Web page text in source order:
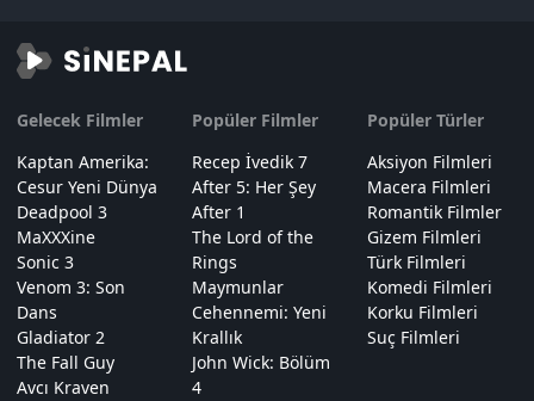
Gelecek Filmler
Kaptan Amerika:
Cesur Yeni Dünya
Deadpool 3
MaXXXine
Sonic 3
Venom 3: Son
Dans
Gladiator 2
The Fall Guy
Avcı Kraven
Popüler Filmler
Recep İvedik 7
After 5: Her Şey
After 1
The Lord of the
Rings
Maymunlar
Cehennemi: Yeni
Krallık
John Wick: Bölüm
4
Popüler Türler
Aksiyon Filmleri
Macera Filmleri
Romantik Filmler
Gizem Filmleri
Türk Filmleri
Komedi Filmleri
Korku Filmleri
Suç Filmleri